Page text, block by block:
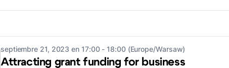
septiembre 21, 2023 en 17:00 - 18:00 (Europe/Warsaw)
Attracting grant funding for business